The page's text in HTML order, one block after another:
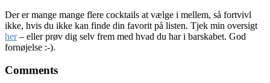
Der er mange mange flere cocktails at vælge i mellem, så fortvivl
ikke, hvis du ikke kan finde din favorit på listen. Tjek min oversigt
her– eller prøv dig selv frem med hvad du har i barskabet. God
fornøjelse :-).
Comments